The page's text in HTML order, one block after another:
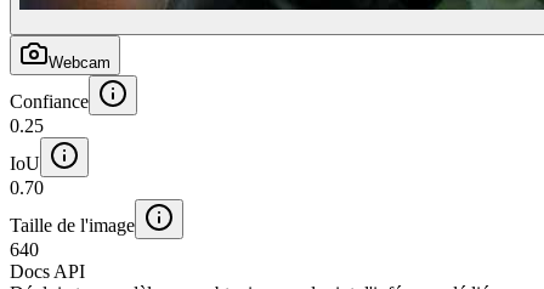
Webcam
Confiance
0.25
IoU
0.70
Taille de l'image
640
Docs API